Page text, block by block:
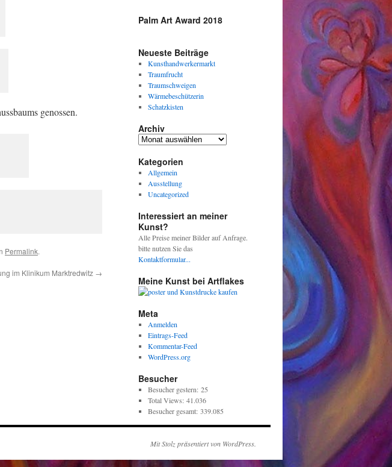
genossen.
Permalink.
im Klinikum Marktredwitz →
Palm Art Award 2018
Neueste Beiträge
Kunsthandwerkermarkt
Traumfrucht
Traumschweigen
Wärmebeschützerin
Schatzkisten
Archiv
Archiv
Kategorien
Allgemein
Ausstellung
Uncategorized
Interessiert an meiner
Kunst?
Alle Preise meiner Bilder auf Anfrage.
bitte nutzen Sie das
Kontaktformular...
Meine Kunst bei Artflakes
Meta
Anmelden
Eintrags-Feed
Kommentar-Feed
WordPress.org
Besucher
Besucher gestern: 25
Total Views: 41.036
Besucher gesamt: 339.085
Mit Stolz präsentiert von WordPress.